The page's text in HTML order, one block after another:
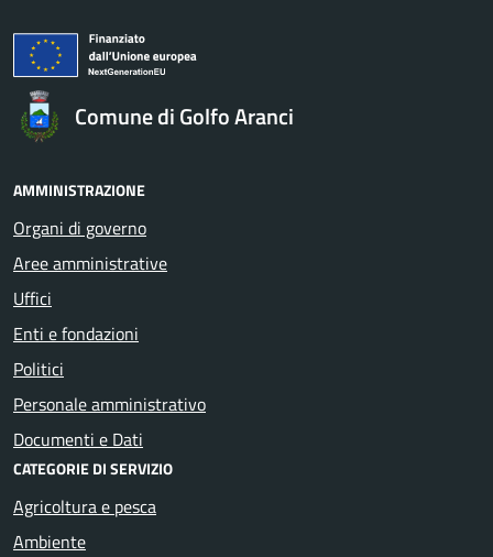
Comune di Golfo Aranci
AMMINISTRAZIONE
Organi di governo
Aree amministrative
Uffici
Enti e fondazioni
Politici
Personale amministrativo
Documenti e Dati
CATEGORIE DI SERVIZIO
Agricoltura e pesca
Ambiente